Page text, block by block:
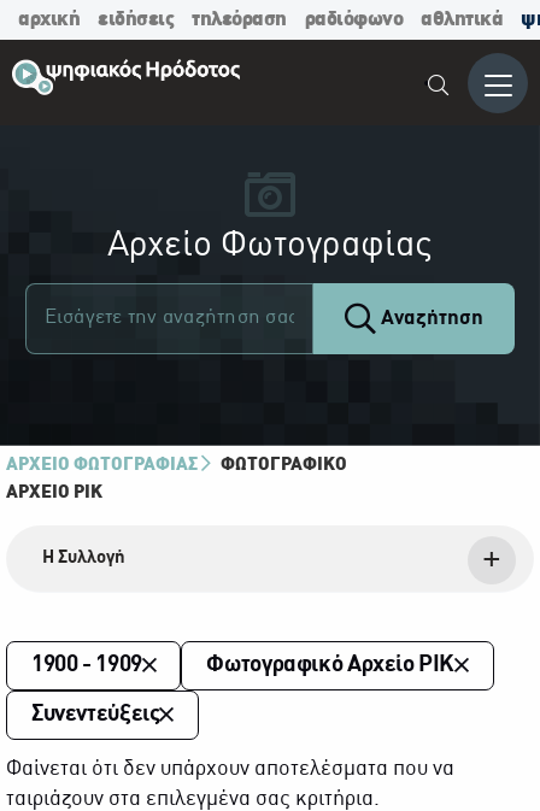
αρχική ειδήσεις τηλεόραση ραδιόφωνο αθλητικά
Μενού
Αρχείο Φωτογραφίας
Αναζήτηση
ΑΡΧΕΙΟ ΦΩΤΟΓΡΑΦΙΑΣ
ΦΩΤΟΓΡΑΦΙΚΌ
ΑΡΧΕΊΟ ΡΙΚ
Η Συλλογή
1900 - 1909 Φωτογραφικό Αρχείο ΡΙΚ
Συνεντεύξεις
Φαίνεται ότι δεν υπάρχουν αποτελέσματα που να
ταιριάζουν στα επιλεγμένα σας κριτήρια.